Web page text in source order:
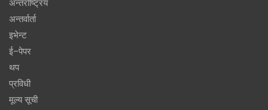
अन्तर्राष्ट्रिय
अन्तर्वार्ता
इभेन्ट
ई–पेपर
थप
प्रविधी
मूल्य सूची